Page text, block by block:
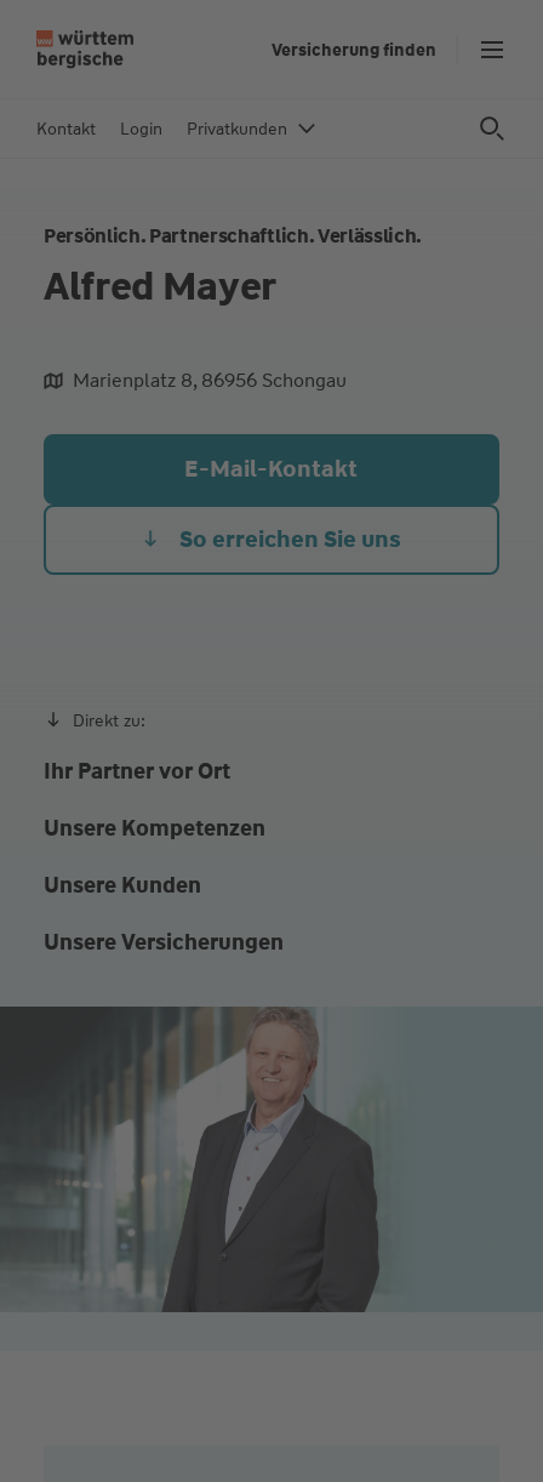
In
Versicherung finden
Kontakt Login Privatkunden
Persönlich. Partnerschaftlich. Verlässlich.
Alfred Mayer
aliqua culpa cillum ullamco
Marienplatz 8, 86956 Schongau
E-Mail-Kontakt
So erreichen Sie uns
Direkt zu:
Ihr Partner vor Ort
Unsere Kompetenzen
Unsere Kunden
Unsere Versicherungen